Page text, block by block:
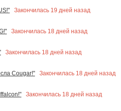
Закончилась 19 дней назад
Закончилась 18 дней назад
Закончилась 18 дней назад
Cougar!"
Закончилась 18 дней назад
Закончилась 18 дней назад